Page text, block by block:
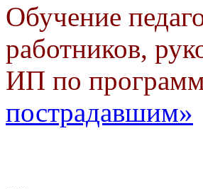
Обучение
работников,
ИП по
пострадавшим»